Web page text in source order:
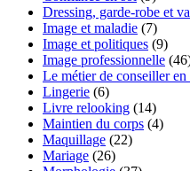
Dressing, garde-robe et
Image et maladie (7)
Image et politiques (9)
Image professionnelle
Le métier de conseiller en
Lingerie (6)
Livre relooking (14)
Maintien du corps (4)
Maquillage (22)
Mariage (26)